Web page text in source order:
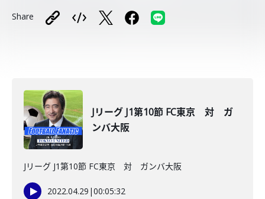
Share
Jリーグ J1第10節 FC東京 対 ガ
ンバ大阪
Jリーグ J1第10節 FC東京 対 ガンバ大阪
2022.04.29 |00:05:32